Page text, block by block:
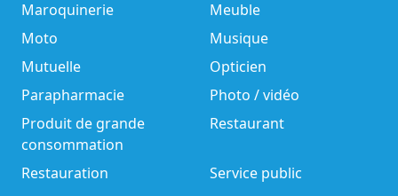
Maroquinerie
Meuble
Moto
Musique
Mutuelle
Opticien
Parapharmacie
Photo / vidéo
Produit de grande
consommation
Restaurant
Restauration
Service public